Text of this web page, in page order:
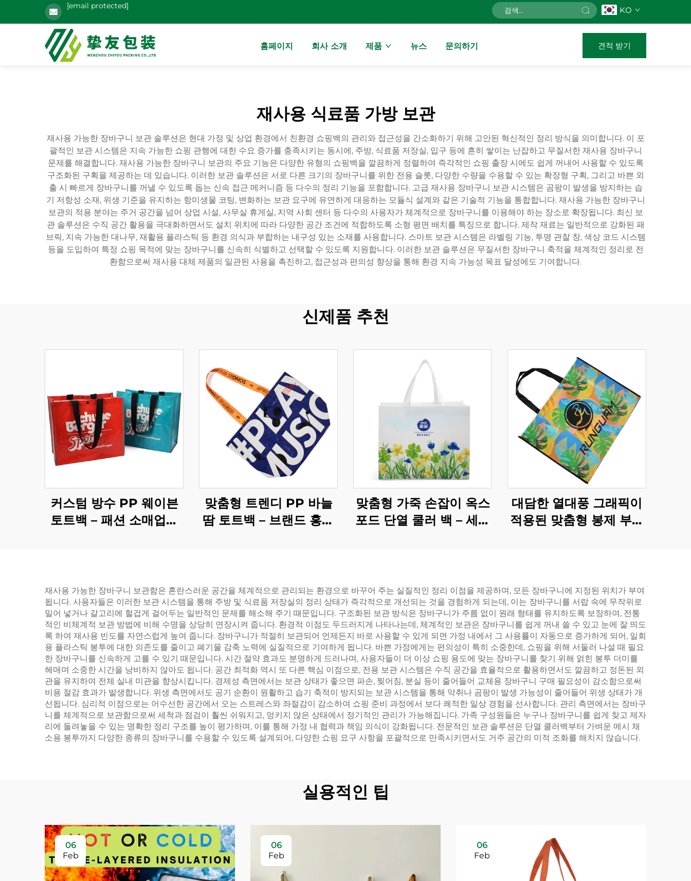
[email protected] KO
홈페이지 회사 소개 제품 뉴스 문의하기 견적 받기
재사용 식료품 가방 보관
재사용 가능한 장바구니 보관 솔루션은 현대 가정 및 상업 환경에서 친환경 쇼핑백의 관리와 접근성을 간소화하기 위해 고안된 혁신적인 정리 방식을 의미합니다. 이 포
괄적인 보관 시스템은 지속 가능한 쇼핑 관행에 대한 수요 증가를 충족시키는 동시에, 주방, 식료품 저장실, 입구 등에 흔히 쌓이는 난잡하고 무질서한 재사용 장바구니
문제를 해결합니다. 재사용 가능한 장바구니 보관의 주요 기능은 다양한 유형의 쇼핑백을 깔끔하게 정렬하여 즉각적인 쇼핑 출장 시에도 쉽게 꺼내어 사용할 수 있도록
구조화된 구획을 제공하는 데 있습니다. 이러한 보관 솔루션은 서로 다른 크기의 장바구니를 위한 전용 슬롯, 다양한 수량을 수용할 수 있는 확장형 구획, 그리고 바쁜 외
출 시 빠르게 장바구니를 꺼낼 수 있도록 돕는 신속 접근 메커니즘 등 다수의 정리 기능을 포함합니다. 고급 재사용 장바구니 보관 시스템은 곰팡이 발생을 방지하는 습
기 저항성 소재, 위생 기준을 유지하는 항미생물 코팅, 변화하는 보관 요구에 유연하게 대응하는 모듈식 설계와 같은 기술적 기능을 통합합니다. 재사용 가능한 장바구니
보관의 적용 분야는 주거 공간을 넘어 상업 시설, 사무실 휴게실, 지역 사회 센터 등 다수의 사용자가 체계적으로 장바구니를 이용해야 하는 장소로 확장됩니다. 최신 보
관 솔루션은 수직 공간 활용을 극대화하면서도 설치 위치에 따라 다양한 공간 조건에 적합하도록 소형 평면 배치를 특징으로 합니다. 제작 재료는 일반적으로 강화된 패
브릭, 지속 가능한 대나무, 재활용 플라스틱 등 환경 의식과 부합하는 내구성 있는 소재를 사용합니다. 스마트 보관 시스템은 라벨링 기능, 투명 관찰 창, 색상 코드 시스템
등을 도입하여 특정 쇼핑 목적에 맞는 장바구니를 신속히 식별하고 선택할 수 있도록 지원합니다. 이러한 보관 솔루션은 무질서한 장바구니 축적을 체계적인 정리로 전
환함으로써 재사용 대체 제품의 일관된 사용을 촉진하고, 접근성과 편의성 향상을 통해 환경 지속 가능성 목표 달성에도 기여합니다.
신제품 추천
커스텀 방수 PP 웨이븐
토트백 – 패션 소매업을
맞춤형 트렌디 PP 바늘
땀 토트백 – 브랜드 홍보
맞춤형 가죽 손잡이 옥스
포드 단열 쿨러 백 – 세련
대담한 열대풍 그래픽이
적용된 맞춤형 봉제 부직
재사용 가능한 장바구니 보관함은 혼란스러운 공간을 체계적으로 관리되는 환경으로 바꾸어 주는 실질적인 정리 이점을 제공하며, 모든 장바구니에 지정된 위치가 부여
됩니다. 사용자들은 이러한 보관 시스템을 통해 주방 및 식료품 저장실의 정리 상태가 즉각적으로 개선되는 것을 경험하게 되는데, 이는 장바구니를 서랍 속에 무작위로
밀어 넣거나 갈고리에 헐겁게 걸어두는 일반적인 문제를 해소해 주기 때문입니다. 구조화된 보관 방식은 장바구니가 주름 없이 원래 형태를 유지하도록 보장하여, 전통
적인 비체계적 보관 방법에 비해 수명을 상당히 연장시켜 줍니다. 환경적 이점도 두드러지게 나타나는데, 체계적인 보관은 장바구니를 쉽게 꺼내 쓸 수 있고 눈에 잘 띄도
록 하여 재사용 빈도를 자연스럽게 높여 줍니다. 장바구니가 적절히 보관되어 언제든지 바로 사용할 수 있게 되면 가정 내에서 그 사용률이 자동으로 증가하게 되어, 일회
용 플라스틱 봉투에 대한 의존도를 줄이고 폐기물 감축 노력에 실질적으로 기여하게 됩니다. 바쁜 가정에게는 편의성이 특히 소중한데, 쇼핑을 위해 서둘러 나설 때 필요
한 장바구니를 신속하게 고를 수 있기 때문입니다. 시간 절약 효과도 분명하게 드러나며, 사용자들이 더 이상 쇼핑 용도에 맞는 장바구니를 찾기 위해 얽힌 봉투 더미를
헤매며 소중한 시간을 낭비하지 않아도 됩니다. 공간 최적화 역시 또 다른 핵심 이점으로, 전용 보관 시스템은 수직 공간을 효율적으로 활용하면서도 깔끔하고 정돈된 외
관을 유지하여 전체 실내 미관을 향상시킵니다. 경제성 측면에서는 보관 상태가 좋으면 파손, 찢어짐, 분실 등이 줄어들어 교체용 장바구니 구매 필요성이 감소함으로써
비용 절감 효과가 발생합니다. 위생 측면에서도 공기 순환이 원활하고 습기 축적이 방지되는 보관 시스템을 통해 악취나 곰팡이 발생 가능성이 줄어들어 위생 상태가 개
선됩니다. 심리적 이점으로는 어수선한 공간에서 오는 스트레스와 좌절감이 감소하여 쇼핑 준비 과정에서 보다 쾌적한 일상 경험을 선사합니다. 관리 측면에서는 장바구
니를 체계적으로 보관함으로써 세척과 점검이 훨씬 쉬워지고, 엉키지 않은 상태에서 정기적인 관리가 가능해집니다. 가족 구성원들은 누구나 장바구니를 쉽게 찾고 제자
리에 돌려놓을 수 있는 명확한 정리 구조를 높이 평가하며, 이를 통해 가정 내 협력과 책임 의식이 강화됩니다. 전문적인 보관 솔루션은 단열 쿨러백부터 가벼운 메시 채
소용 봉투까지 다양한 종류의 장바구니를 수용할 수 있도록 설계되어, 다양한 쇼핑 요구 사항을 포괄적으로 만족시키면서도 거주 공간의 미적 조화를 해치지 않습니다.
실용적인 팁
06
Feb
06
Feb
06
Feb